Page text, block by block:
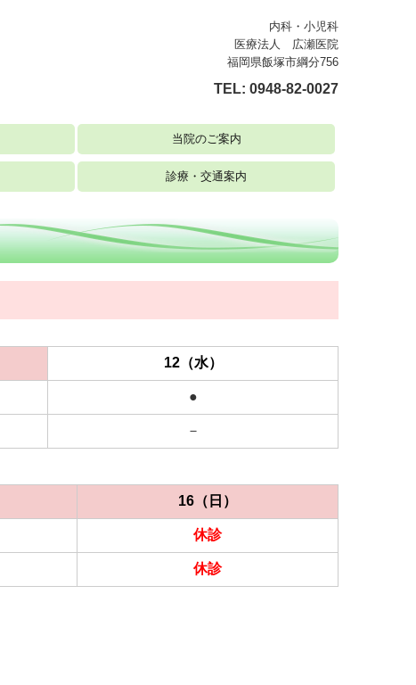
内科・小児科
医療法人 広瀬医院
福岡県飯塚市綱分756
TEL: 0948-82-0027
当院のご案内
診療・交通案内
12（水）
●
－
16（日）
休診
休診